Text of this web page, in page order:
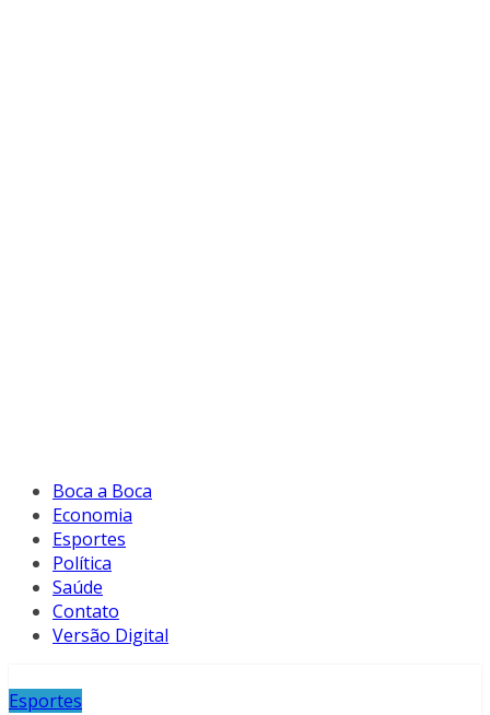
Boca a Boca
Economia
Esportes
Política
Saúde
Contato
Versão Digital
Esportes